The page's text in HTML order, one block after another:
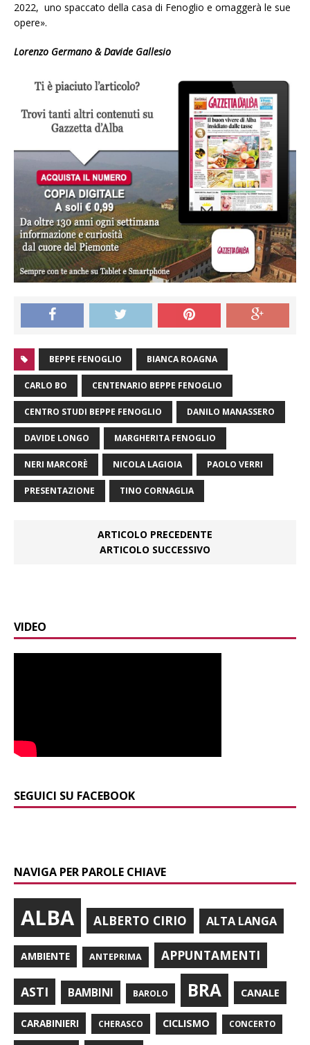
2022, uno spaccato della casa di Fenoglio e omaggerà le sue
opere».
Lorenzo Germano & Davide Gallesio
BEPPE FENOGLIO BIANCA ROAGNA
CARLO BO CENTENARIO BEPPE FENOGLIO
CENTRO STUDI BEPPE FENOGLIO DANILO MANASSERO
DAVIDE LONGO MARGHERITA FENOGLIO
NERI MARCORÈ NICOLA LAGIOIA PAOLO VERRI
PRESENTAZIONE TINO CORNAGLIA
ARTICOLO PRECEDENTE
ARTICOLO SUCCESSIVO
VIDEO
SEGUICI SU FACEBOOK
NAVIGA PER PAROLE CHIAVE
ALBA ALBERTO CIRIO ALTA LANGA
AMBIENTE ANTEPRIMA APPUNTAMENTI
ASTI BAMBINI BAROLO BRA CANALE
CARABINIERI CHERASCO CICLISMO CONCERTO